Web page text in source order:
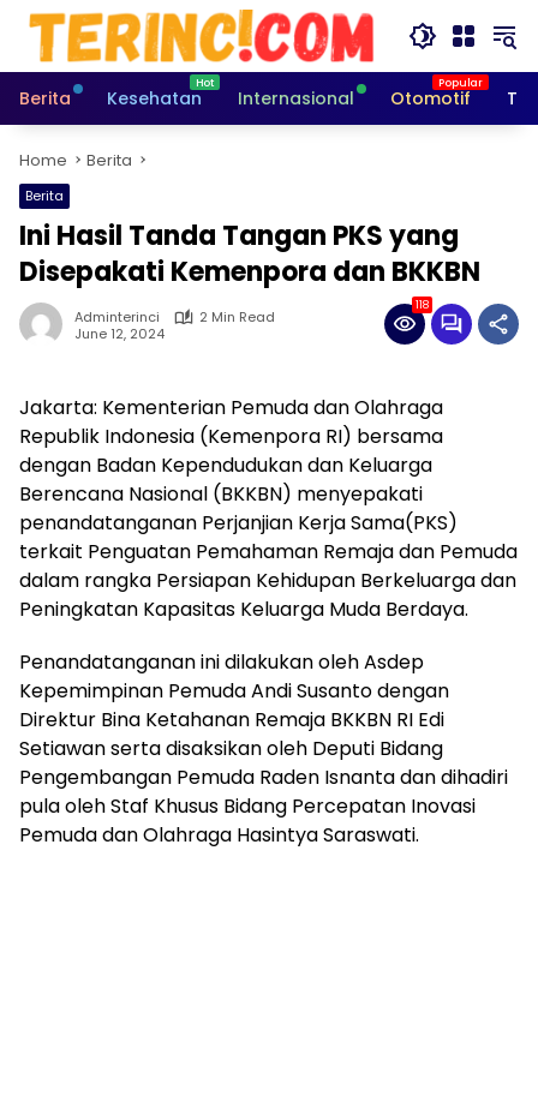
Skip
content
Berita
Kesehatan Internasional Otomotif
Home Berita
Berita
Ini Hasil Tanda Tangan PKS yang
Disepakati Kemenpora dan BKKBN
Adminterinci
2 Min Read
June 12, 2024
118
Jakarta: Kementerian Pemuda dan Olahraga
Republik Indonesia (Kemenpora RI) bersama
dengan Badan Kependudukan dan Keluarga
Berencana Nasional (BKKBN) menyepakati
penandatanganan Perjanjian Kerja Sama(PKS)
terkait Penguatan Pemahaman Remaja dan Pemuda
dalam rangka Persiapan Kehidupan Berkeluarga dan
Peningkatan Kapasitas Keluarga Muda Berdaya.
Penandatanganan ini dilakukan oleh Asdep
Kepemimpinan Pemuda Andi Susanto dengan
Direktur Bina Ketahanan Remaja BKKBN RI Edi
Setiawan serta disaksikan oleh Deputi Bidang
Pengembangan Pemuda Raden Isnanta dan dihadiri
pula oleh Staf Khusus Bidang Percepatan Inovasi
Pemuda dan Olahraga Hasintya Saraswati.